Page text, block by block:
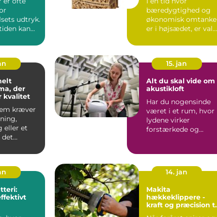
udtryk.
kan
bæredygtighed og
økonomisk omtanke
er i højsædet, er valg
der
kvalitet
kræver
eller et
det
15. jan
Alt du skal vide om
akustikloft
Har du nogensinde
været i et rum, hvor
lydene virker
forstærkede og
14. jan
Makita
hækkeklippere -
kraft og præcision